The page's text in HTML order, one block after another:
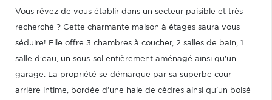
Vous rêvez de vous établir dans un secteur paisible et très
recherché ? Cette charmante maison à étages saura vous
séduire! Elle offre 3 chambres à coucher, 2 salles de bain, 1
salle d'eau, un sous-sol entièrement aménagé ainsi qu'un
garage. La propriété se démarque par sa superbe cour
arrière intime, bordée d'une haie de cèdres ainsi qu'un boisé